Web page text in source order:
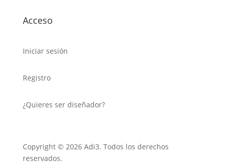
Acceso
Iniciar sesión
Registro
¿Quieres ser diseñador?
Copyright © 2026 Adi3. Todos los derechos
reservados.